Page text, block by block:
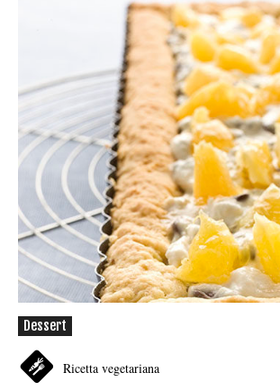
Dessert
Ricetta vegetariana